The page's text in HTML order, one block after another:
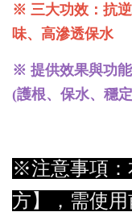
※ 三大功效：抗
味、高滲透保水
※ 提供效果與功
(護根、保水、穩
※注意事項：
方】，需使